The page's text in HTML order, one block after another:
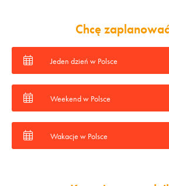
Chcę zaplanować
Jeden dzień w Polsce
Weekend w Polsce
Wakacje w Polsce